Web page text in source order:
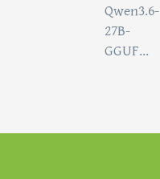
Qwen3.6-
27B-
GGUF...